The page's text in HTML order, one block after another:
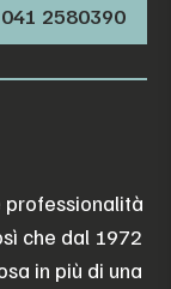
‭041 2580390‬
professionalità
che dal 1972
in più di una